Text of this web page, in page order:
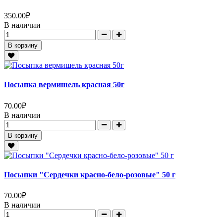
350.00₽
В наличии
В корзину
Посыпка вермишель красная 50г
70.00₽
В наличии
В корзину
Посыпки "Сердечки красно-бело-розовые" 50 г
70.00₽
В наличии